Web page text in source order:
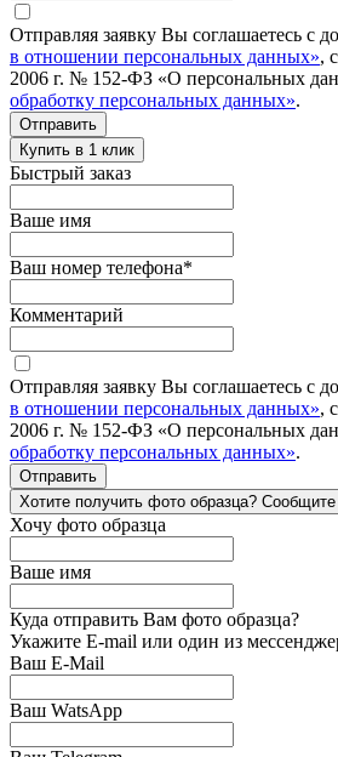
Отправляя заявку Вы соглашаетесь с
в отношении персональных данных»,
2006 г. № 152-ФЗ «О персональных
обработку персональных данных».
Отправить
Купить в 1 клик
Быстрый заказ
Ваше имя
Ваш номер телефона*
Комментарий
Отправляя заявку Вы соглашаетесь с
в отношении персональных данных»,
2006 г. № 152-ФЗ «О персональных
обработку персональных данных».
Отправить
Хотите получить фото образца?
Хочу фото образца
Ваше имя
Куда отправить Вам фото образца?
Укажите E-mail или один из
Ваш E-Mail
Ваш WatsApp